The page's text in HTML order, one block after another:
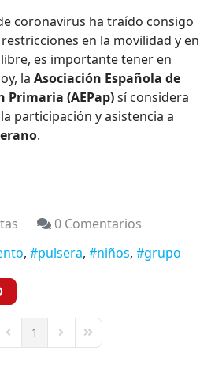
coronavirus ha traído consigo
en la movilidad y en
es importante tener en
la Asociación Española de
Primaria (AEPap)sí considera
participación y asistencia a
.
0 Comentarios
pulsera niños grupo
Previous Page
1 Next PageLast Page